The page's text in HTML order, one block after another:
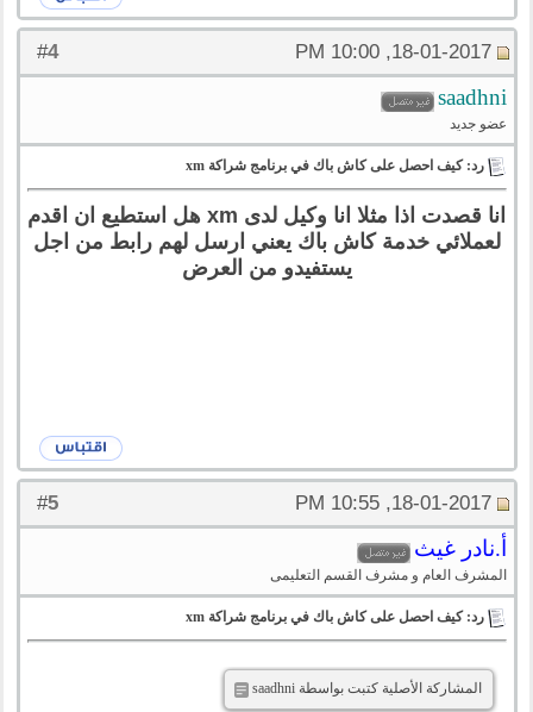
#
4 18-01-2017, 10:00 PM
saadhni
عضو جديد
رد: كيف احصل على كاش باك في برنامج شراكة xm
انا قصدت اذا مثلا انا وكيل لدى xm هل استطيع ان اقدم
لعملائي خدمة كاش باك يعني ارسل لهم رابط من اجل
يستفيدو من العرض
#
5 18-01-2017, 10:55 PM
أ.نادر غيث
المشرف العام و مشرف القسم التعليمى
رد: كيف احصل على كاش باك في برنامج شراكة xm
المشاركة الأصلية كتبت بواسطة saadhni